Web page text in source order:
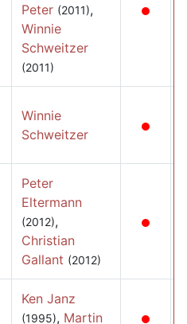
Peter (2011),
Winnie
Schweitzer
(2011)
Winnie
Schweitzer
Peter
Eltermann
(2012),
Christian
Gallant (2012)
Ken Janz
(1995), Martin